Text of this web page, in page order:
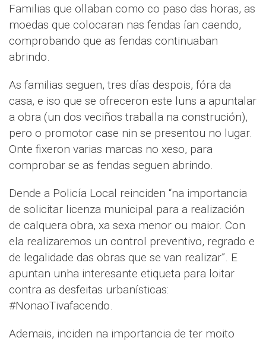
Familias que ollaban como co paso das horas, as
moedas que colocaran nas fendas ían caendo,
comprobando que as fendas continuaban
abrindo.
As familias seguen, tres días despois, fóra da
casa, e iso que se ofreceron este luns a apuntalar
a obra (un dos veciños traballa na construción),
pero o promotor case nin se presentou no lugar.
Onte fixeron varias marcas no xeso, para
comprobar se as fendas seguen abrindo.
Dende a Policía Local reinciden “na importancia
de solicitar licenza municipal para a realización
de calquera obra, xa sexa menor ou maior. Con
ela realizaremos un control preventivo, regrado e
de legalidade das obras que se van realizar”. E
apuntan unha interesante etiqueta para loitar
contra as desfeitas urbanísticas:
#NonaoTivafacendo.
Ademais, inciden na importancia de ter moito